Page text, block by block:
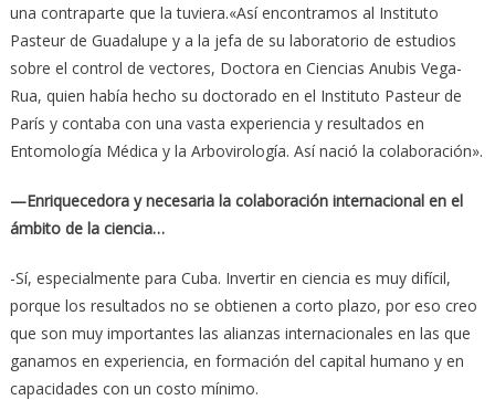
una contraparte que la tuviera.«Así encontramos al Instituto
Pasteur de Guadalupe y a la jefa de su laboratorio de estudios
sobre el control de vectores, Doctora en Ciencias Anubis Vega-
Rua, quien había hecho su doctorado en el Instituto Pasteur de
París y contaba con una vasta experiencia y resultados en
Entomología Médica y la Arbovirología. Así nació la colaboración».
—Enriquecedora y necesaria la colaboración internacional en el
ámbito de la ciencia…
-Sí, especialmente para Cuba. Invertir en ciencia es muy difícil,
porque los resultados no se obtienen a corto plazo, por eso creo
que son muy importantes las alianzas internacionales en las que
ganamos en experiencia, en formación del capital humano y en
capacidades con un costo mínimo.